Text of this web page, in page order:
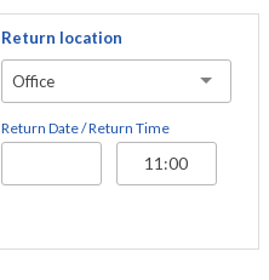
Return location
Office
Return Date / Return Time